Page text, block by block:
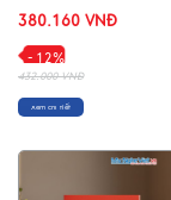
380.160 VNĐ
- 12%
432.000 VNĐ
Xem chi tiết